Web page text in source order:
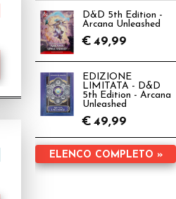
D&D 5th Edition -
Arcana Unleashed
€ 49,99
EDIZIONE
LIMITATA - D&D
5th Edition - Arcana
Unleashed
€ 49,99
ELENCO COMPLETO »